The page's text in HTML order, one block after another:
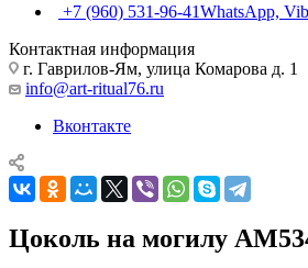
+7 (960) 531-96-41WhatsApp,
Контактная информация
г. Гаврилов-Ям, улица Комарова д. 1
info@art-ritual76.ru
Вконтакте
Цоколь на могилу